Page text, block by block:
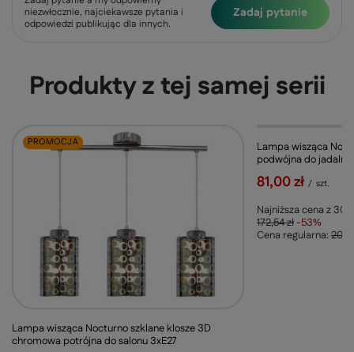
niezwłocznie, najciekawsze pytania i
odpowiedzi publikując dla innych.
Zadaj pytanie
Produkty z tej samej serii
PROMOCJA
Lampa wisząca Nocturno szklane klosze 3D
chromowa potrójna do salonu 3xE27
PROMOCJA
Lampa wisząca
podwójna do jadalni
81,00 zł / szt.
Najniższa cena z 30
172,54 zł-53%
Cena regularna: